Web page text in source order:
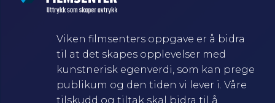
Viken filmsenters oppgave er å bidra
til at det skapes opplevelser med
kunstnerisk egenverdi, som kan prege
publikum og den tiden vi lever i. Våre
tilskudd og tiltak skal bidra til å